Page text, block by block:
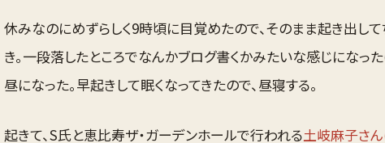
休みなのにめずらしく9時頃に目覚めたので、そのまま起き出して
き。一段落したところでなんかブログ書くかみたいな感じになっ
昼になった。早起きして眠くなってきたので、昼寝する。
起きて、S氏と恵比寿ザ・ガーデンホールで行われる土岐麻子さ